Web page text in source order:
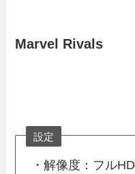
Marvel Rivals
設定
・解像度：フルHD